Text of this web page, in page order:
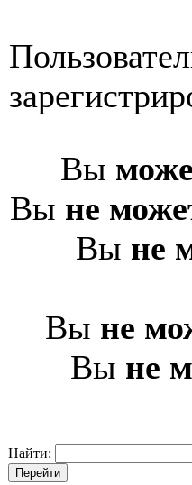
Вы
Вы не
Вы не
Вы не
Вы не
Найти: